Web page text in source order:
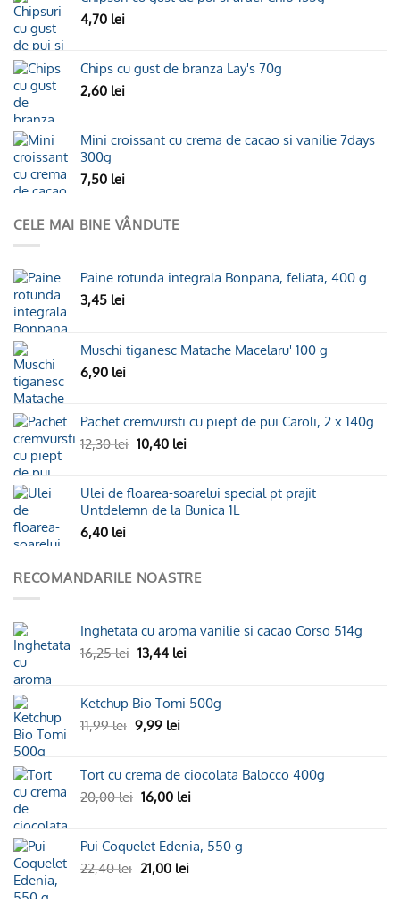
4,70 lei
Chips cu gust de branza Lay's 70g
2,60 lei
Mini croissant cu crema de cacao si vanilie 7days
300g
7,50 lei
CELE MAI BINE VÂNDUTE
Paine rotunda integrala Bonpana, feliata, 400 g
3,45 lei
Muschi tiganesc Matache Macelaru' 100 g
6,90 lei
Pachet cremvursti cu piept de pui Caroli, 2 x 140g
12,30lei Prețul
fost:
12,30 lei.
10,40 leiPrețul
10,40 lei.
Ulei de floarea-soarelui special pt prajit
Untdelemn de la Bunica 1L
6,40 lei
RECOMANDARILE NOASTRE
Inghetata cu aroma vanilie si cacao Corso 514g
16,25lei Prețul
fost:
16,25 lei.
13,44 leiPrețul
13,44 lei.
Ketchup Bio Tomi 500g
11,99lei Prețul
fost:
11,99 lei.
9,99 leiPrețul
9,99 lei.
Tort cu crema de ciocolata Balocco 400g
20,00lei Prețul
fost:
20,00 lei.
16,00 leiPrețul
16,00 lei.
Pui Coquelet Edenia, 550 g
22,40lei Prețul
21,00 leiPrețul